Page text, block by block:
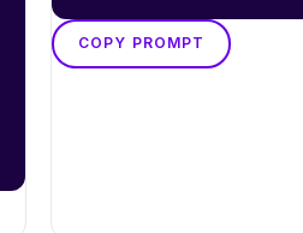
COPY PROMPT